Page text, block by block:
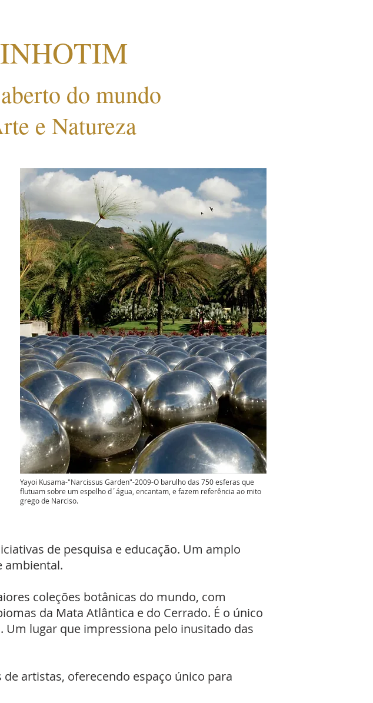
M
do mundo
e Natureza
Yayoi Kusama-"Narcissus Garden"-2009-O barulho das 750 esferas que
flutuam sobre um espelho d´água, encantam, e fazem referência ao mito
grego de Narciso.
de pesquisa e educação. Um amplo
ambiental.
coleções botânicas do mundo, com
da Mata Atlântica e do Cerrado. É o único
lugar que impressiona pelo inusitado das
artistas, oferecendo espaço único para